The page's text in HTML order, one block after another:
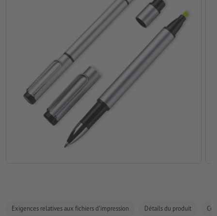
Exigences relatives aux fichiers d'impression Détails du produit